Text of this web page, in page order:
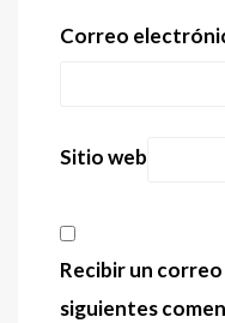
Correo
Sitio web
Recibir un
siguientes